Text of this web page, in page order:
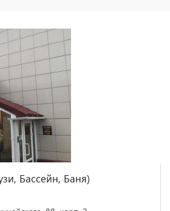
Бассейн, Баня)